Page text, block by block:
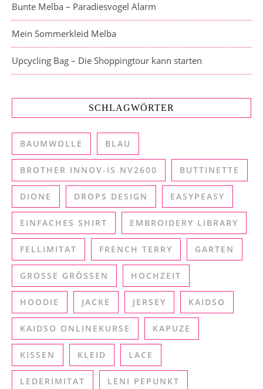
Bunte Melba – Paradiesvogel Alarm
Mein Sommerkleid Melba
Upcycling Bag – Die Shoppingtour kann starten
SCHLAGWÖRTER
BAUMWOLLE BLAU
BROTHER INNOV-IS NV2600 BUTTINETTE
DIONE DROPS DESIGN EASYPEASY
EINFACHES SHIRT EMBROIDERY LIBRARY
FELLIMITAT FRENCH TERRY GARTEN
GROSSE GRÖSSEN HOCHZEIT
HOODIE JACKE JERSEY KAIDSO
KAIDSO ONLINEKURSE KAPUZE
KISSEN KLEID LACE
LEDERIMITAT LENI PEPUNKT